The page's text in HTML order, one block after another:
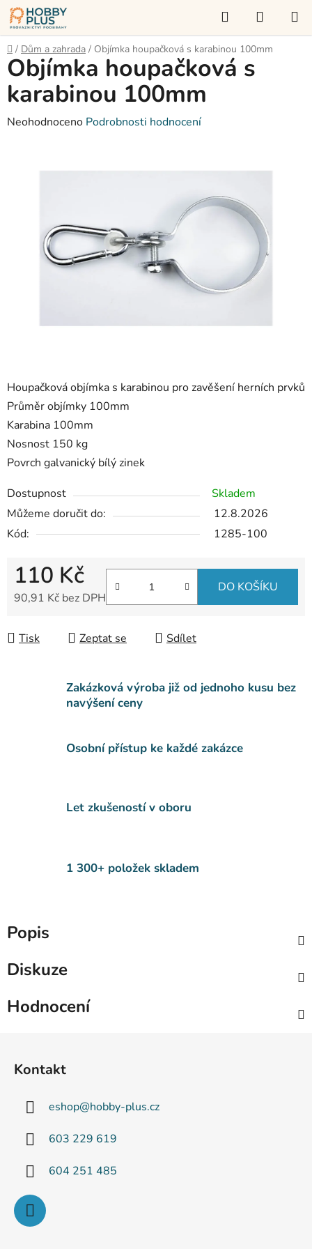
Přejít
na
obsah
Hledat
KOŠÍK
Domů
/ Dům a zahrada / Objímka houpačková s karabinou 100mm
Houpačková objímka s karabinou pro zavěšení herních prvků
Průměr objímky 100mm
Karabina 100mm
Nosnost 150 kg
Povrch galvanický bílý zinek
Dostupnost
Skladem
Můžeme doručit do:
12.8.2026
Kód:
1285-100
110 Kč
90,91 Kč bez DPH
DO KOŠÍKU
Tisk Zeptat se Sdílet
Objímka houpačková s
karabinou 100mm
Průměrné
Neohodnoceno Podrobnosti hodnocení
Zakázková výroba již od jednoho kusu bez
navýšení ceny
Osobní přístup ke každé zakázce
Let zkušeností v oboru
1 300+ položek skladem
Popis
Diskuze
Hodnocení
Kontakt
eshop@hobby-plus.cz
603 229 619
604 251 485